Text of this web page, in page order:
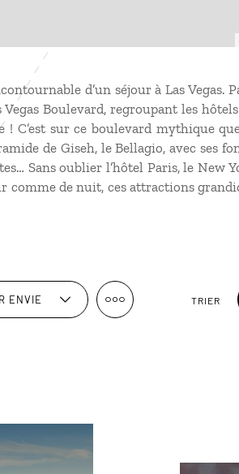
d’un séjour à Las Vegas.
Boulevard, regroupant les
! C’est sur ce boulevard mythique
de Giseh, le Bellagio, avec ses
Sans oublier l’hôtel Paris, le New
comme de nuit, ces attractions
ENVIE TRIER